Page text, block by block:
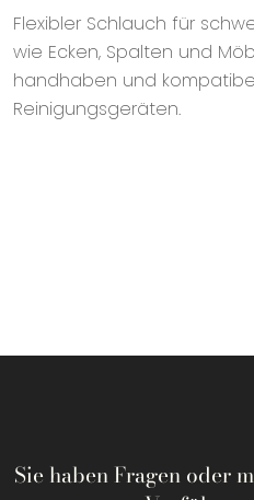
Flexibler Schlauch für
wie Ecken, Spalten und
handhaben und
Reinigungsgeräten.
Sie haben Fragen oder